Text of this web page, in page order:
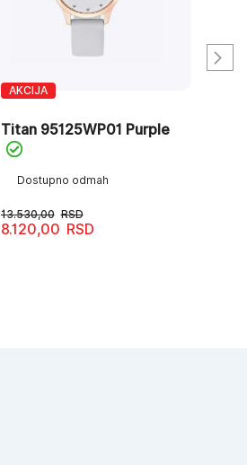
Dostupno odmah
AKCIJA
Titan 95125WP01 Purple
13.530,00 RSD
Originalna
8.120,00 RSD
Trenutna